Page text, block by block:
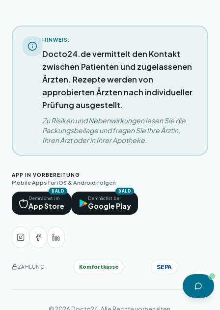
HINWEIS:
Docto24.de vermittelt den Kontakt
zwischen Patienten und zugelassenen
Ärzten. Rezepte werden von
approbierten Ärzten nach individueller
Prüfung ausgestellt.
Zu Risiken und Nebenwirkungen lesen Sie die
Packungsbeilage und fragen Sie Ihre Ärztin,
Ihren Arzt oder in Ihrer Apotheke.
APP IN VORBEREITUNG
Mobile Apps für iOS & Android folgen
BALD
Demnächst im
App Store
BALD
Demnächst bei
Google Play
ZAHLUNG Komfortkasse SEPA